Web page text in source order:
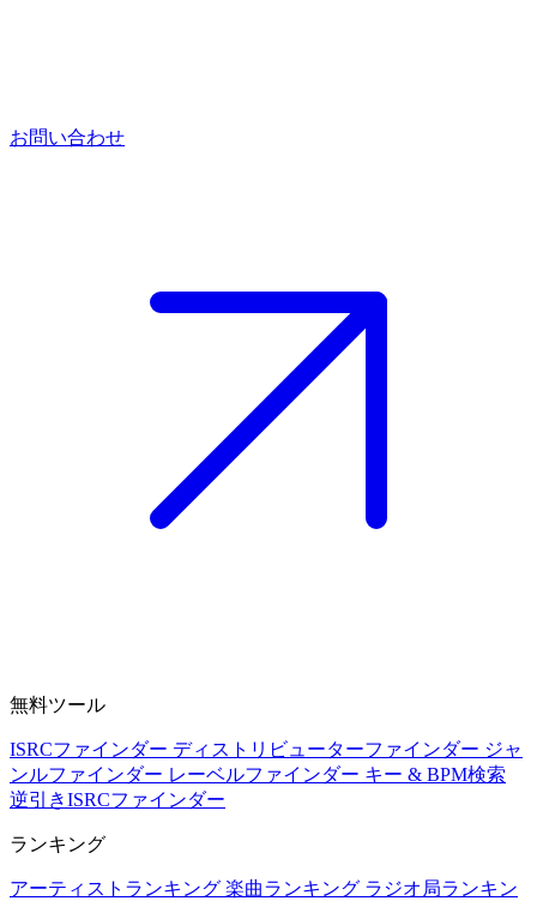
お問い合わせ
無料ツール
ISRCファインダー ディストリビューターファインダー ジャ
ンルファインダー レーベルファインダー キー & BPM検索
逆引きISRCファインダー
ランキング
アーティストランキング 楽曲ランキング ラジオ局ランキン